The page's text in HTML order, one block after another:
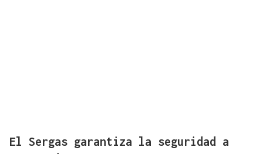
El Sergas garantiza la seguridad a